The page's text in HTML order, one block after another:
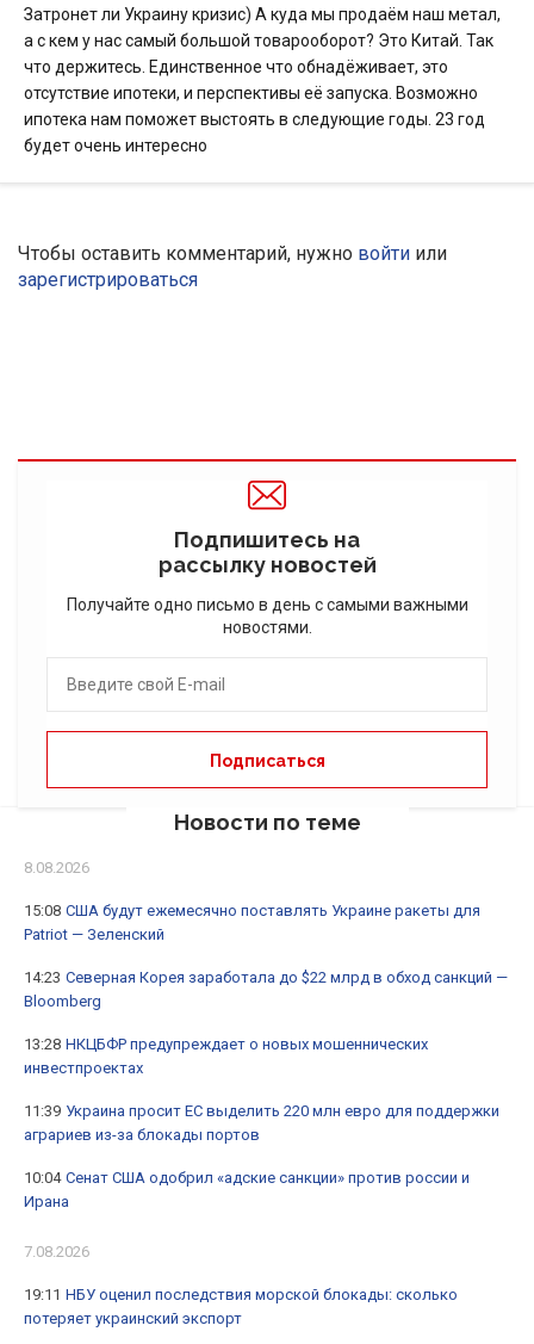
Затронет ли Украину кризис) А куда мы продаём наш метал,
а с кем у нас самый большой товарооборот? Это Китай. Так
что держитесь. Единственное что обнадёживает, это
отсутствие ипотеки, и перспективы её запуска. Возможно
ипотека нам поможет выстоять в следующие годы. 23 год
будет очень интересно
Чтобы оставить комментарий, нужно войти или
зарегистрироваться
Подпишитесь на
рассылку новостей
Получайте одно письмо в день с самыми важными
новостями.
Новости по теме
8.08.2026
15:08 США будут ежемесячно поставлять Украине ракеты для
Patriot — Зеленский
14:23 Северная Корея заработала до $22 млрд в обход санкций —
Bloomberg
13:28 НКЦБФР предупреждает о новых мошеннических
инвестпроектах
11:39 Украина просит ЕС выделить 220 млн евро для поддержки
аграриев из-за блокады портов
10:04 Сенат США одобрил «адские санкции» против россии и
Ирана
7.08.2026
19:11 НБУ оценил последствия морской блокады: сколько
потеряет украинский экспорт